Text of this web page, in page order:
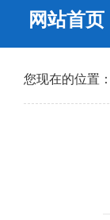
网站首页
您现在的位置：